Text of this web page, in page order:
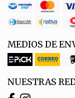
MEDIOS DE
NUESTRAS